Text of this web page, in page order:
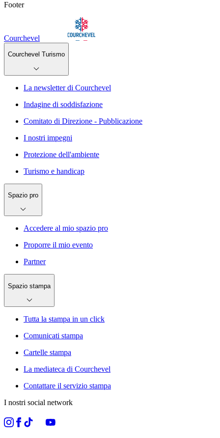
Footer
Courchevel
Courchevel Turismo
La newsletter di Courchevel
Indagine di soddisfazione
Comitato di Direzione - Pubblicazione
I nostri impegni
Protezione dell'ambiente
Turismo e handicap
Spazio pro
Accedere al mio spazio pro
Proporre il mio evento
Partner
Spazio stampa
Tutta la stampa in un click
Comunicati stampa
Cartelle stampa
La mediateca di Courchevel
Contattare il servizio stampa
I nostri social network